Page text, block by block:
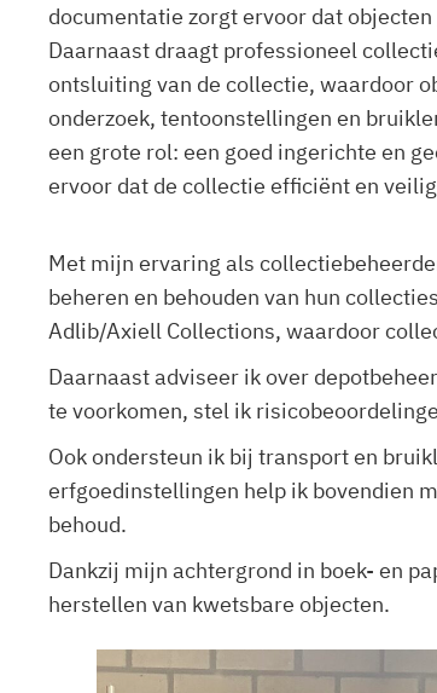
documentatie zorgt ervoor dat
Daarnaast draagt professioneel
ontsluiting van de collectie, waardoor
onderzoek, tentoonstellingen en
een grote rol: een goed ingerichte en
ervoor dat de collectie efficiënt en
Met mijn ervaring als
beheren en behouden van hun
Adlib/Axiell Collections, waardoor
Daarnaast adviseer ik over
te voorkomen, stel ik
Ook ondersteun ik bij transport en
erfgoedinstellingen help ik bovendien
behoud.
Dankzij mijn achtergrond in boek- en
herstellen van kwetsbare objecten.